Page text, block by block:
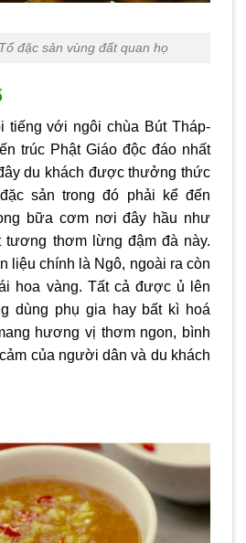
đặc sản vùng đất quan họ
tiếng với ngôi chùa Bút Tháp-
trúc Phật Giáo độc đáo nhất
du khách được thưởng thức
sản trong đó phải kể đến
bữa cơm nơi đây hầu như
tương thơm lừng đậm đà này.
liệu chính là Ngô, ngoài ra còn
hoa vàng. Tất cả được ủ lên
dùng phụ gia hay bất kì hoá
hương vị thơm ngon, bình
của người dân và du khách